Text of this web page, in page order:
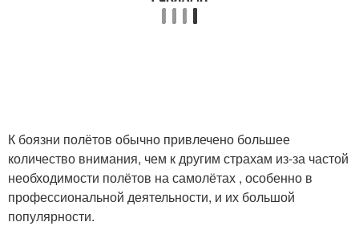
К боязни полётов обычно привлечено большее
количество внимания, чем к другим страхам из-за частой
необходимости полётов на самолётах , особенно в
профессиональной деятельности, и их большой
популярности.